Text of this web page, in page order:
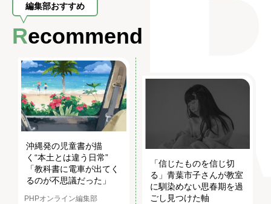
編集部おすすめ
Recommend
沖縄発の児童書が描
く“本土とは違う日常”
「教科書に電車が出てく
るのが不思議だった」
PHPオンライン編集部
「信じたものを信じ切
る」青葉市子さんが教室
に馴染めない思春期を過
ごし見つけた軸